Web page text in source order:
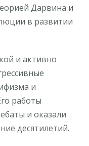
Дарвина и
в развитии
и активно
и
работы
и оказали
десятилетий.